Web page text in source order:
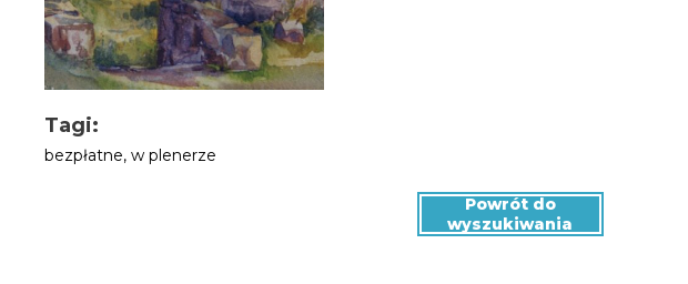
Tagi:
bezpłatne, w plenerze
Powrót do
wyszukiwania